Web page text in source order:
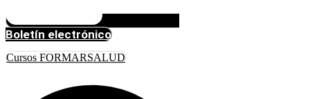
Boletín electrónico
Cursos FORMARSALUD